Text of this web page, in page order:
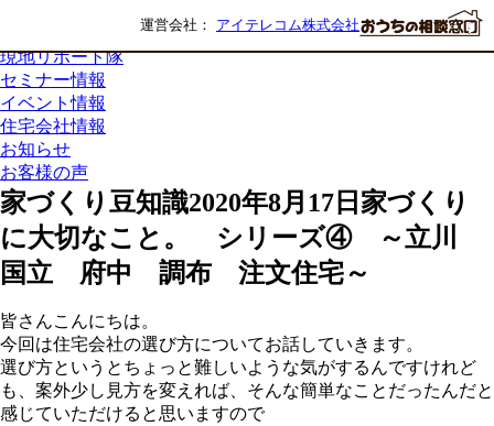
運営会社： アイテレコム株式会社
現地リポート隊
セミナー情報
イベント情報
住宅会社情報
お知らせ
お客様の声
家づくり豆知識2020年8月17日 家づくり
に大切なこと。 シリーズ④ ～立川
国立 府中 調布 注文住宅～
皆さんこんにちは。
今回は住宅会社の選び方についてお話していきます。
選び方というとちょっと難しいような気がするんですけれど
も、案外少し見方を変えれば、そんな簡単なことだったんだと
感じていただけると思いますので